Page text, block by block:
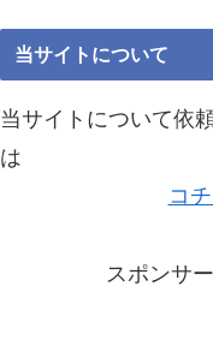
当サイトについて
当サイトについて依
は
コ
スポンサ